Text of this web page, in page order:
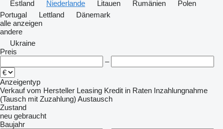
Estland
Niederlande Litauen Rumänien
Polen
Portugal
Lettland
Dänemark
alle anzeigen
andere
Ukraine
Preis
–
Anzeigentyp
Verkauf vom Hersteller Leasing Kredit in Raten Inzahlungnahme
(Tausch mit Zuzahlung) Austausch
Zustand
neu gebraucht
Baujahr